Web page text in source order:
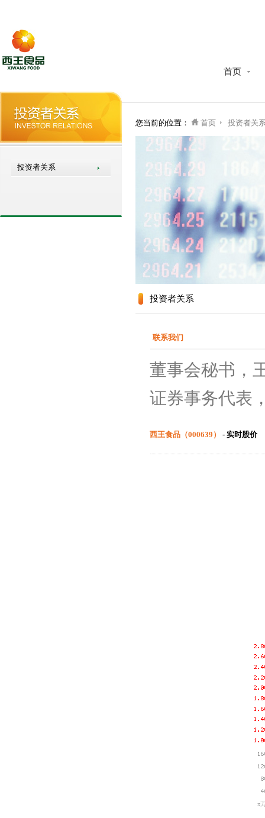
首页
投资者关系
您当前的位置： 首页 投资者关
投资者关系
联系我们
董事会秘书，
证券事务代表
西王食品（000639） - 实时股价